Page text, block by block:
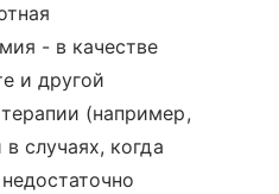
- в качестве
и другой
(например,
случаях, когда